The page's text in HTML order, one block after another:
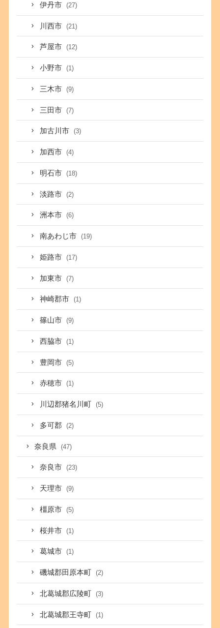
伊丹市 (27)
川西市 (21)
芦屋市 (12)
小野市 (1)
三木市 (9)
三田市 (7)
加古川市 (3)
加西市 (4)
明石市 (18)
淡路市 (2)
洲本市 (6)
南あわじ市 (19)
姫路市 (17)
加東市 (7)
神崎郡市 (1)
篠山市 (9)
西脇市 (1)
豊岡市 (5)
赤穂市 (1)
川辺郡猪名川町 (5)
多可郡 (2)
奈良県 (47)
奈良市 (23)
天理市 (9)
橿原市 (5)
桜井市 (1)
葛城市 (1)
磯城郡田原本町 (2)
北葛城郡広陵町 (3)
北葛城郡王寺町 (1)